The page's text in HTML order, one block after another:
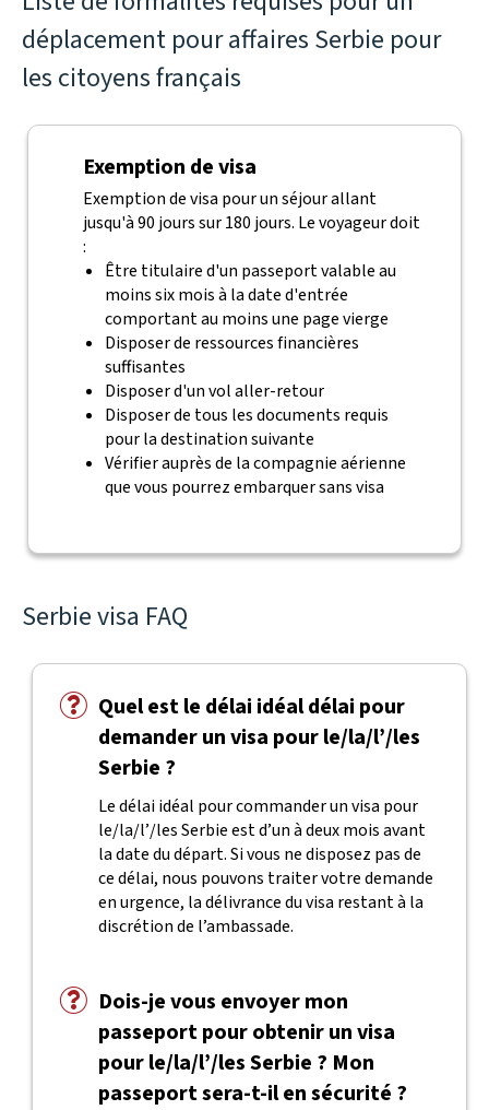
déplacement pour affaires Serbie pour
les citoyens français
Exemption de visa
Exemption de visa pour un séjour allant
jusqu'à 90 jours sur 180 jours. Le voyageur doit
:
Être titulaire d'un passeport valable au
moins six mois à la date d'entrée
comportant au moins une page vierge
Disposer de ressources financières
suffisantes
Disposer d'un vol aller-retour
Disposer de tous les documents requis
pour la destination suivante
Vérifier auprès de la compagnie aérienne
que vous pourrez embarquer sans visa
Serbie visa FAQ
Quel est le délai idéal délai pour
demander un visa pour le/la/l’/les
Serbie ?
Le délai idéal pour commander un visa pour
le/la/l’/les Serbie est d’un à deux mois avant
la date du départ. Si vous ne disposez pas de
ce délai, nous pouvons traiter votre demande
en urgence, la délivrance du visa restant à la
discrétion de l’ambassade.
Dois-je vous envoyer mon
passeport pour obtenir un visa
pour le/la/l’/les Serbie ? Mon
passeport sera-t-il en sécurité ?